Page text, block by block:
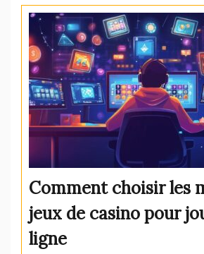
Comment choisir les
jeux de casino pour
ligne